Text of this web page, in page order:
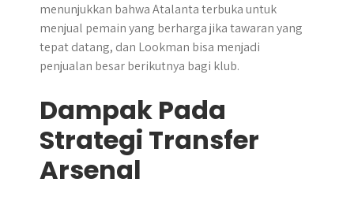
menunjukkan bahwa Atalanta terbuka untuk
menjual pemain yang berharga jika tawaran yang
tepat datang, dan Lookman bisa menjadi
penjualan besar berikutnya bagi klub.
Dampak Pada
Strategi Transfer
Arsenal